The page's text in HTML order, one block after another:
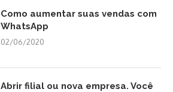
Como aumentar suas vendas com
WhatsApp
02/06/2020
Abrir filial ou nova empresa. Você